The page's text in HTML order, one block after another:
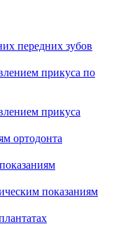
передних зубов
прикуса по
прикуса
ортодонта
показаниям